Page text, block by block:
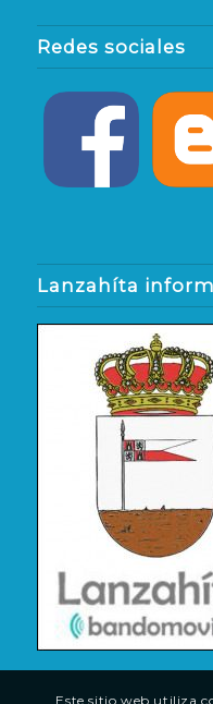
Redes sociales
Lanzahíta
Este sitio web utiliza